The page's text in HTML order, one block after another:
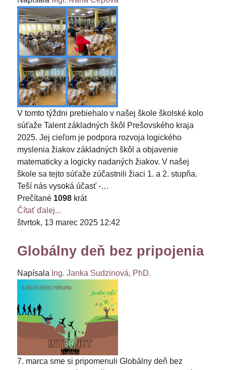
V tomto týždni prebiehalo v našej škole školské kolo
súťaže Talent základných škôl Prešovského kraja
2025. Jej cieľom je podpora rozvoja logického
myslenia žiakov základných škôl a objavenie
matematicky a logicky nadaných žiakov. V našej
škole sa tejto súťaže zúčastnili žiaci 1. a 2. stupňa.
Teší nás vysoká účasť -…
Prečítané 1098 krát
Čítať ďalej...
štvrtok, 13 marec 2025 12:42
Globálny deň bez pripojenia
Napísala Ing. Janka Sudzinová, PhD.
7. marca sme si pripomenuli Globálny deň bez